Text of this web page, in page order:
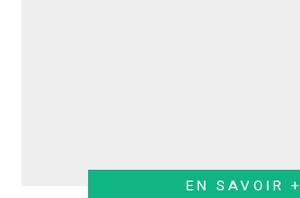
EN SAVOIR +